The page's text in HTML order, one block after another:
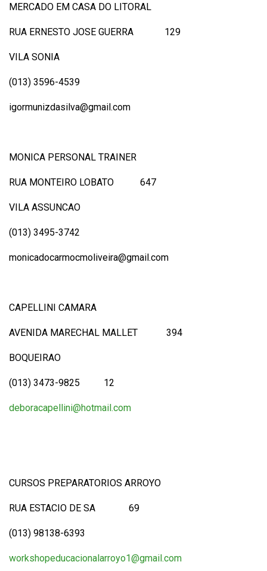
MERCADO EM CASA DO LITORAL
RUA ERNESTO JOSE GUERRA 129
VILA SONIA
(013) 3596-4539
igormunizdasilva@gmail.com
MONICA PERSONAL TRAINER
RUA MONTEIRO LOBATO 647
VILA ASSUNCAO
(013) 3495-3742
monicadocarmocmoliveira@gmail.com
CAPELLINI CAMARA
AVENIDA MARECHAL MALLET 394
BOQUEIRAO
(013) 3473-9825 12
deboracapellini@hotmail.com
CURSOS PREPARATORIOS ARROYO
RUA ESTACIO DE SA 69
(013) 98138-6393
workshopeducacionalarroyo1@gmail.com